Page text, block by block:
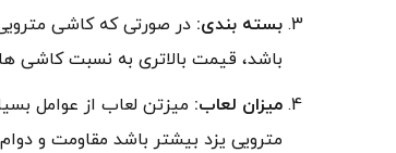
بسته بندی: در صورتی که کاشی
باشد، قیمت بالاتری به نسبت کاشی
میزان لعاب: میزتن لعاب از عوامل
مترویی یزد بیشتر باشد مقاومت و